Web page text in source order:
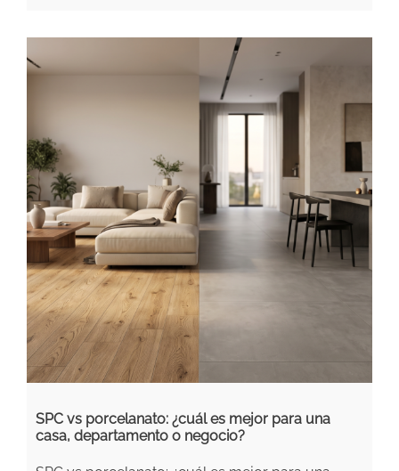
SPC vs porcelanato: ¿cuál es mejor para una
casa, departamento o negocio?